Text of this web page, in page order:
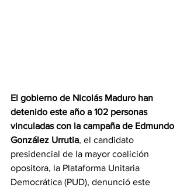
El gobierno de Nicolás Maduro han
detenido este año a 102 personas
vinculadas con la campaña de Edmundo
González Urrutia, el candidato
presidencial de la mayor coalición
opositora, la Plataforma Unitaria
Democrática (PUD), denunció este